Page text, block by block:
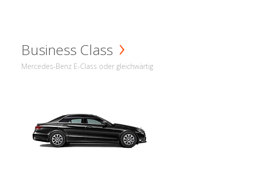
Business Class
Mercedes-Benz E-Class oder gleichwärtig